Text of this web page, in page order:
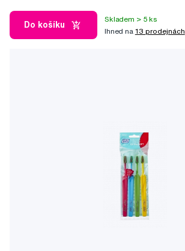
Do košíku
Skladem > 5 ks
Ihned na 13 prodejnách